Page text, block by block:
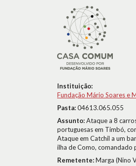
Instituição:
Fundação Mário Soares e
Pasta:04613.065.055
Assunto:Ataque a 8
portuguesas em Timbó,
Ataque em Catchil a um
ilha de Como, comandado
Remetente:Marga (Nino